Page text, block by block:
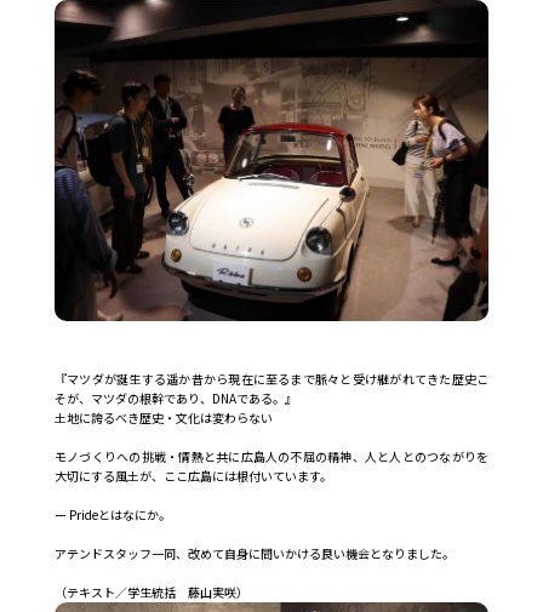
『マツダが誕生する遥か昔から現在に至るまで脈々と受け継がれてきた歴史こ
そが、マツダの根幹であり、DNAである。』
土地に誇るべき歴史・文化は変わらない
モノづくりへの挑戦・情熱と共に広島人の不屈の精神、人と人とのつながりを
大切にする風土が、ここ広島には根付いています。
ー Prideとはなにか。
アテンドスタッフ一同、改めて自身に問いかける良い機会となりました。
（テキスト／学生統括 藤山実咲）